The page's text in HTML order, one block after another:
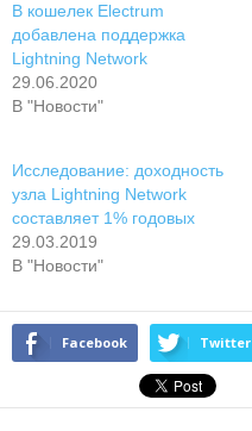
В кошелек Electrum
добавлена поддержка
Lightning Network
29.06.2020
В "Новости"
Исследование: доходность
узла Lightning Network
составляет 1% годовых
29.03.2019
В "Новости"
Facebook Twitter